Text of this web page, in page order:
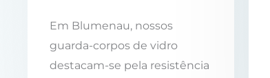
Em Blumenau, nossos
guarda-corpos de vidro
destacam-se pela resistência